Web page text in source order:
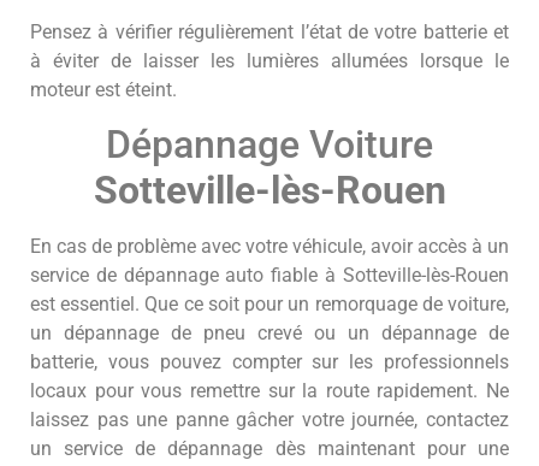
Pensez à vérifier régulièrement l’état de votre batterie et
à éviter de laisser les lumières allumées lorsque le
moteur est éteint.
Dépannage Voiture
Sotteville-lès-Rouen
En cas de problème avec votre véhicule, avoir accès à un
service de dépannage auto fiable à Sotteville-lès-Rouen
est essentiel. Que ce soit pour un remorquage de voiture,
un dépannage de pneu crevé ou un dépannage de
batterie, vous pouvez compter sur les professionnels
locaux pour vous remettre sur la route rapidement. Ne
laissez pas une panne gâcher votre journée, contactez
un service de dépannage dès maintenant pour une